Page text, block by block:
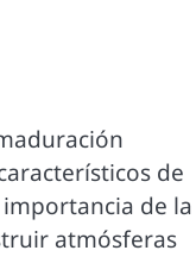
de
de la
atmósferas